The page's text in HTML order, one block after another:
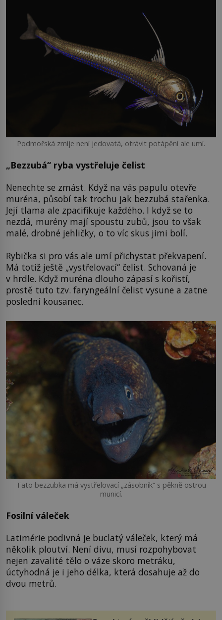
Podmořská zmije není jedovatá, otrávit potápění ale umí.
„Bezzubá“ ryba vystřeluje čelist
Nenechte se zmást. Když na vás papulu otevře
muréna, působí tak trochu jak bezzubá stařenka.
Její tlama ale zpacifikuje každého. I když se to
nezdá, murény mají spoustu zubů, jsou to však
malé, drobné jehličky, o to víc skus jimi bolí.
Rybička si pro vás ale umí přichystat překvapení.
Má totiž ještě „vystřelovací“ čelist. Schovaná je
v hrdle. Když muréna dlouho zápasí s kořistí,
prostě tuto tzv. faryngeální čelist vysune a zatne
poslední kousanec.
Tato bezzubka má vystřelovací „zásobník“ s pěkně ostrou
municí.
Fosilní váleček
Latimérie podivná je buclatý váleček, který má
několik ploutví. Není divu, musí rozpohybovat
nejen zavalité tělo o váze skoro metráku,
úctyhodná je i jeho délka, která dosahuje až do
dvou metrů.